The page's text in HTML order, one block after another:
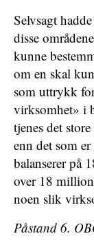
Selvsagt
disse
kunne
om en skal
som uttrykk
virksomhet» i
tjenes det
enn det som
balanserer på
over 18
noen slik
Påstand 6.